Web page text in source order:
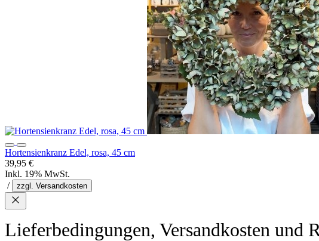
Hortensienkranz Edel, rosa, 45 cm
39,95 €
Inkl. 19% MwSt.
/
zzgl. Versandkosten
Lieferbedingungen, Versandkosten und